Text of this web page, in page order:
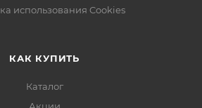
использования Cookies
КАК КУПИТЬ
Каталог